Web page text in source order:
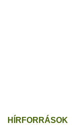
HÍRFORRÁSOK